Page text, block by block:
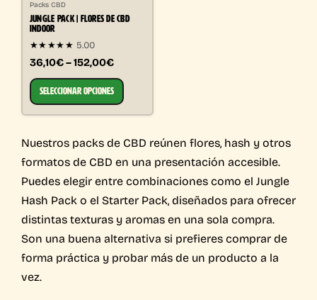
Packs CBD
JUNGLE PACK | FLORES DE CBD
INDOOR
★★★★★ 5.00
36,10€ – 152,00€
SELECCIONAR OPCIONES
Nuestros packs de CBD reúnen flores, hash y otros
formatos de CBD en una presentación accesible.
Puedes elegir entre combinaciones como el Jungle
Hash Pack o el Starter Pack, diseñados para ofrecer
distintas texturas y aromas en una sola compra.
Son una buena alternativa si prefieres comprar de
forma práctica y probar más de un producto a la
vez.